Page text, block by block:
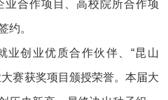
合作项目、高校院所合作项
约。
业创业优质合作伙伴、“昆山
赛获奖项目颁授荣誉。本届大